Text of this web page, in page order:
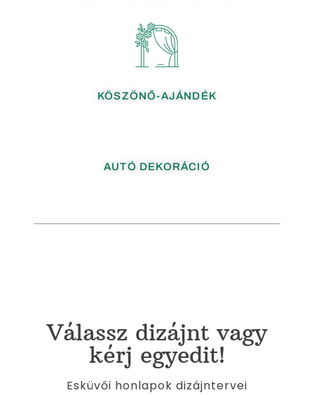
KÖSZÖNŐ-AJÁNDÉK
AUTÓ DEKORÁCIÓ
Válassz dizájnt vagy
kérj egyedit!
Esküvői honlapok dizájntervei